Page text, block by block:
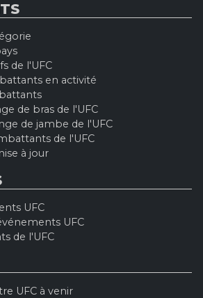
de l'UFC
en activité
de bras de l'UFC
de jambe de l'UFC
de l'UFC
à jour
UFC
UFC
de l'UFC
UFC à venir